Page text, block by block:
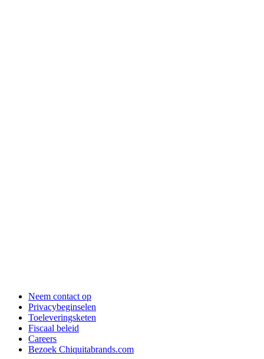
Neem contact op
Privacybeginselen
Toeleveringsketen
Fiscaal beleid
Careers
Bezoek Chiquitabrands.com